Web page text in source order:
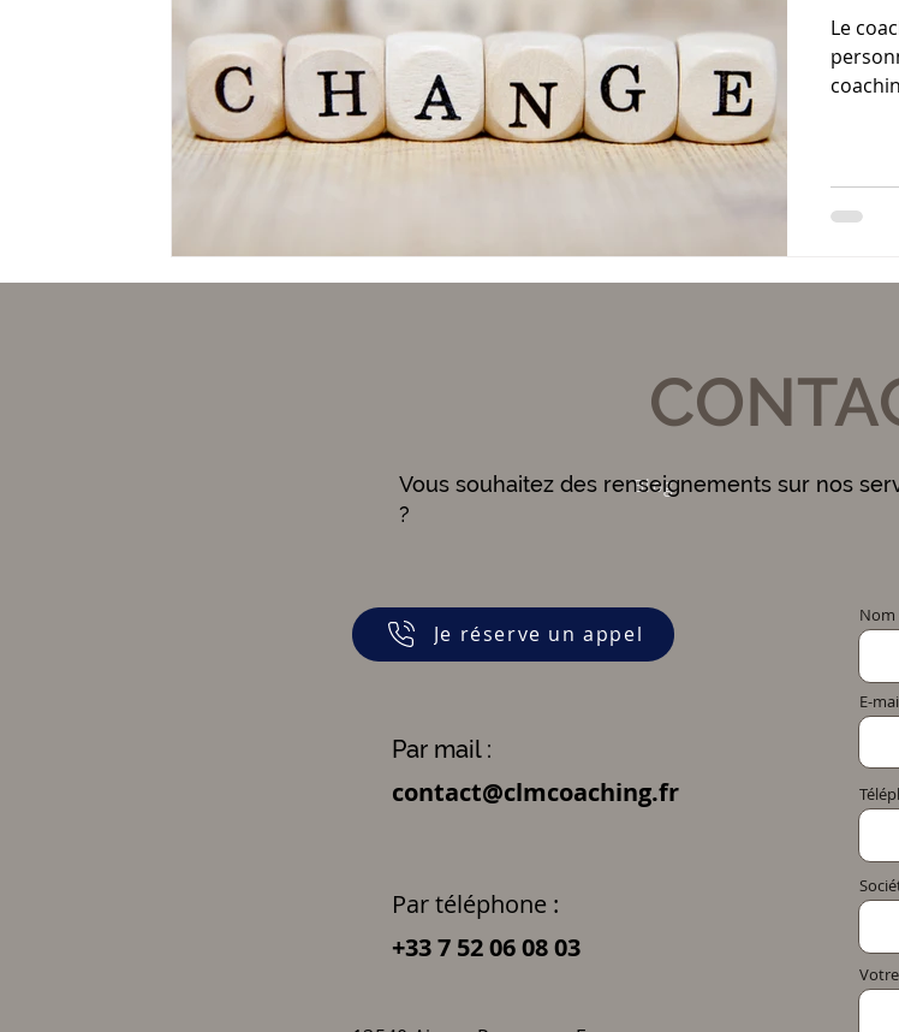
Le
Blog
Vous souhaitez des renseignements sur nos
?
Je réserve un appel
Par mail :
contact@clmcoaching.fr
Par téléphone :
+33 7 52 06 08 03
Nom
E-